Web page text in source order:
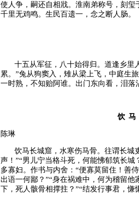
使人争，嗣还自相戕。淮南弟称号，刻玺
千里无鸡鸣。生民百遗一，念之断人肠。
十五从军征，八十始得归。道逢乡里
累。”兔从狗窦入，雉从梁上飞，中庭生
一时熟，不知贻阿谁。出门东向看，泪落
饮
陈琳
饮马长城窟，水寒伤马骨。往谓长城
声！”“男儿宁当格斗死，何能怫郁筑长
多寡妇。作书与内舍：“便寡莫留住！善
出语一何鄙？”“身在祸难中，何为稽留
下，死人骸骨相撑拄？”“结发行事君，